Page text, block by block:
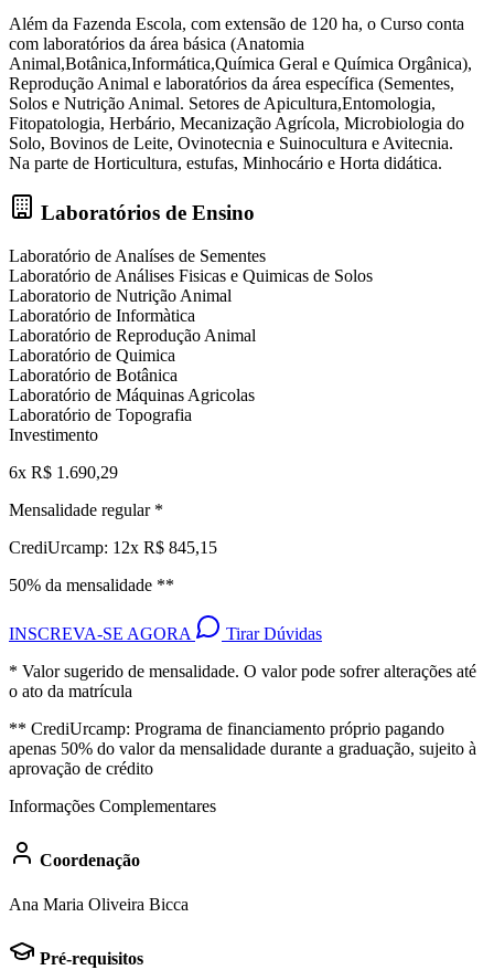
Além da Fazenda Escola, com extensão de 120 ha, o Curso conta
com laboratórios da área básica (Anatomia
Animal,Botânica,Informática,Química Geral e Química Orgânica),
Reprodução Animal e laboratórios da área específica (Sementes,
Solos e Nutrição Animal. Setores de Apicultura,Entomologia,
Fitopatologia, Herbário, Mecanização Agrícola, Microbiologia do
Solo, Bovinos de Leite, Ovinotecnia e Suinocultura e Avitecnia.
Na parte de Horticultura, estufas, Minhocário e Horta didática.
Laboratórios de Ensino
Laboratório de Analíses de Sementes
Laboratório de Análises Fisicas e Quimicas de Solos
Laboratorio de Nutrição Animal
Laboratório de Informàtica
Laboratório de Reprodução Animal
Laboratório de Quimica
Laboratório de Botânica
Laboratório de Máquinas Agricolas
Laboratório de Topografia
Investimento
6x R$ 1.690,29
Mensalidade regular *
CrediUrcamp: 12x R$ 845,15
50% da mensalidade **
INSCREVA-SE AGORA
Tirar Dúvidas
* Valor sugerido de mensalidade. O valor pode sofrer alterações até
o ato da matrícula
** CrediUrcamp: Programa de financiamento próprio pagando
apenas 50% do valor da mensalidade durante a graduação, sujeito à
aprovação de crédito
Informações Complementares
Coordenação
Ana Maria Oliveira Bicca
Pré-requisitos